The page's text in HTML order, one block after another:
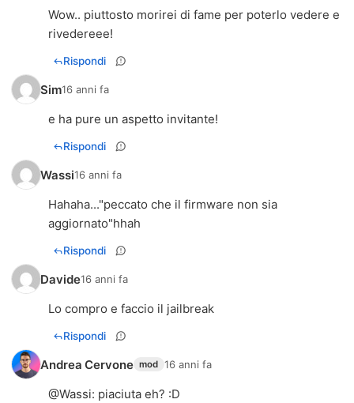
Wow.. piuttosto morirei di fame per poterlo vedere e
rivedereee!
Rispondi
Sim16 anni fa
e ha pure un aspetto invitante!
Rispondi
Wassi16 anni fa
Hahaha..."peccato che il firmware non sia
aggiornato"hhah
Rispondi
Davide16 anni fa
Lo compro e faccio il jailbreak
Rispondi
Andrea Cervone mod 16 anni fa
@Wassi: piaciuta eh? :D